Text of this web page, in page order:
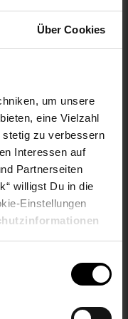
Über Cookies
um unsere
eine Vielzahl
zu verbessern
Interessen auf
Partnerseiten
willigst Du in die
Einstellungen
gekleidet. Bestelle
Qualität und dem
30% Baumwolle
keine Angabe